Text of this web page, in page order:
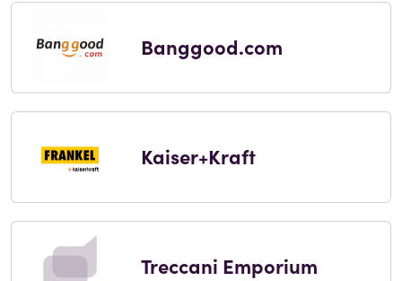
Banggood.com
Kaiser+Kraft
Treccani Emporium